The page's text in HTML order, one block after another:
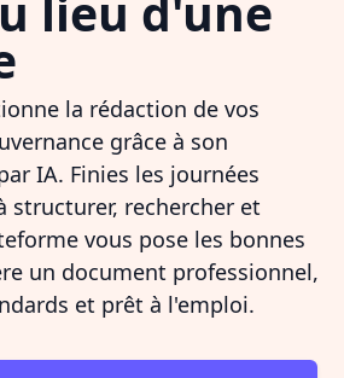
lieu d'une
la rédaction de vos
grâce à son
IA. Finies les journées
structurer, rechercher et
vous pose les bonnes
un document professionnel,
et prêt à l'emploi.